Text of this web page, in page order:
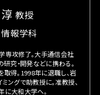
淳教授
報学科
専攻修了。大手通信会社
研究・開発などに携わる。
得。1998年に退職し、岩
ングで助教授に。准教授、
に大和大学へ。